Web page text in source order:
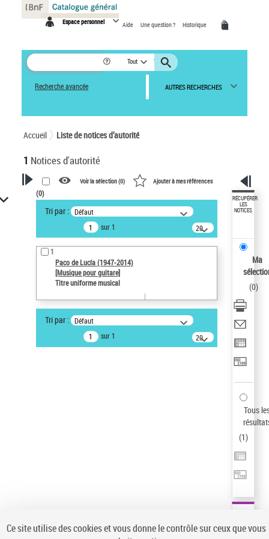
Espace personnel Aide Une question ? Historique
Tout
Recherche avancée AUTRES RECHERCHES
Accueil Liste de notices d’autorité
1 Notices d'autorité
VOTRE RECHERCHE
Recherche avancée dans les
notices d’autorité
Œuvres liées à l'auteur :
Paco de Lucía (1947-2014)
Sauvegarder votre recherche
AFFINER
Type de notice d'autorité
Voir la sélection (0) Ajouter à mes références
(0)
Tri par : Défaut
sur 1
20
résultats/page
1
Paco de Lucía (1947-2014)
[Musique pour guitare]
Titre uniforme musical
Tri par : Défaut
sur 1
20
résultats/page
RÉCUPÉRER
LES
NOTICES
Ma
(0)
Tous
(1)
Panneau de gestion des cookies
Ce site utilise des cookies et vous donne le contrôle sur ceux que vous